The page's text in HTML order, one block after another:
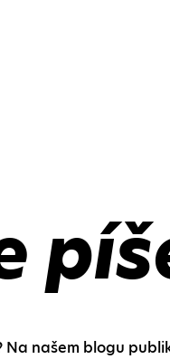
našem blogu